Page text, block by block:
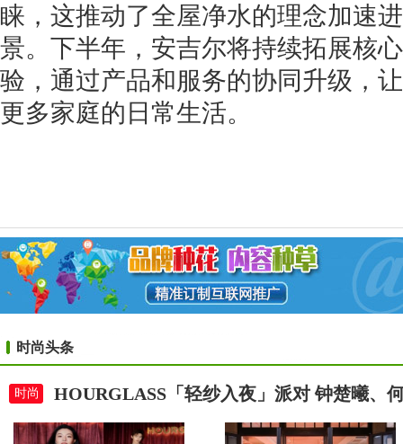
睐，这推动了全屋净水的理念加速
景。下半年，安吉尔将持续拓展核
验，通过产品和服务的协同升级，
更多家庭的日常生活。
时尚头条
时尚 HOURGLASS「轻纱入夜」派对 钟楚曦、